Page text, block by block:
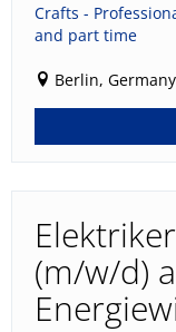
Crafts -
and part time
Berlin, Germany
(m/w/d)